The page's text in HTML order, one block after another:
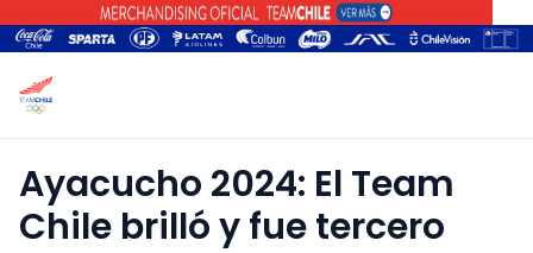
Ayacucho 2024: El Team
Chile brilló y fue tercero